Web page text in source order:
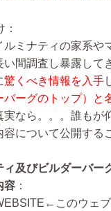
ルミナティの家系や
い間調査し暴露して
驚くべき情報を入手
バーグのトップ）
実なら。。。誰もが
容について公開する
ィ及びビルダーバー
容 ：
このウェ